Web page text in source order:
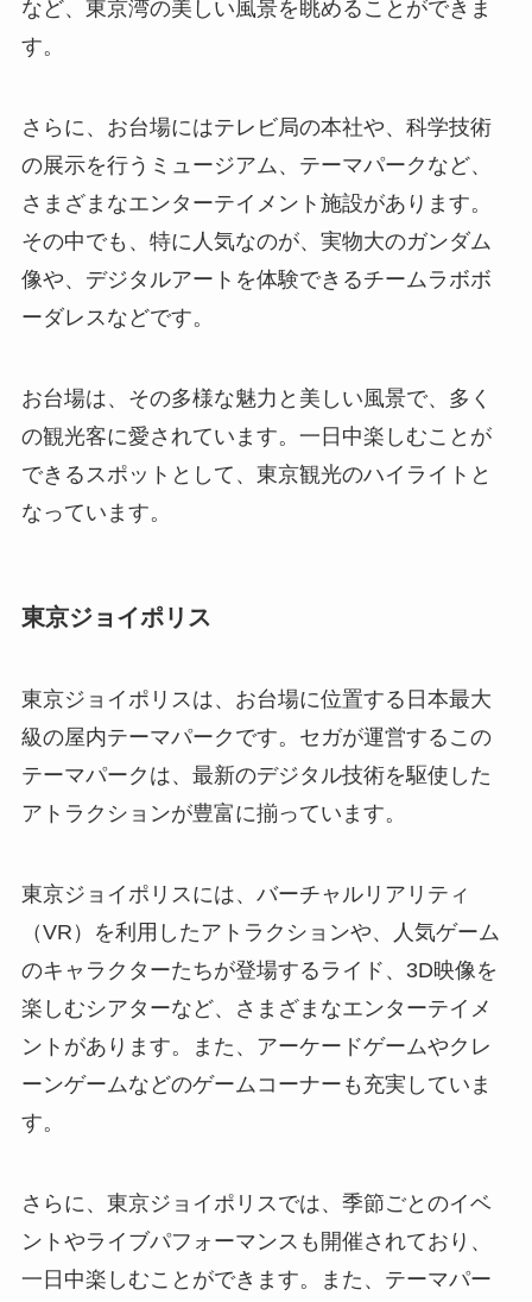
など、東京湾の美しい風景を眺めることができま
す。
さらに、お台場にはテレビ局の本社や、科学技術
の展示を行うミュージアム、テーマパークなど、
さまざまなエンターテイメント施設があります。
その中でも、特に人気なのが、実物大のガンダム
像や、デジタルアートを体験できるチームラボボ
ーダレスなどです。
お台場は、その多様な魅力と美しい風景で、多く
の観光客に愛されています。一日中楽しむことが
できるスポットとして、東京観光のハイライトと
なっています。
東京ジョイポリス
東京ジョイポリスは、お台場に位置する日本最大
級の屋内テーマパークです。セガが運営するこの
テーマパークは、最新のデジタル技術を駆使した
アトラクションが豊富に揃っています。
東京ジョイポリスには、バーチャルリアリティ
（VR ）を利用したアトラクションや、人気ゲーム
のキャラクターたちが登場するライド、 3D映像を
楽しむシアターなど、さまざまなエンターテイメ
ントがあります。また、アーケードゲームやクレ
ーンゲームなどのゲームコーナーも充実していま
す。
さらに、東京ジョイポリスでは、季節ごとのイベ
ントやライブパフォーマンスも開催されており、
一日中楽しむことができます。また、テーマパー